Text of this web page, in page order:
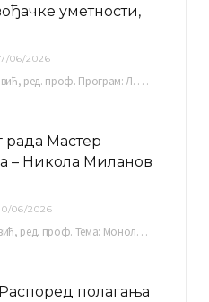
уметности,
06/2026
Ментор: Мр Драгослав Аћимовић, ред. проф. Програм: Л. Ван Бетовен: Соната оп. 31 бр. 2 у…
Мастер
– Никола Миланов
06/2026
Ментор: Мр Катарина Ђорђевић, ред. проф. Тема: Монолог емоција Среда, 17. 06. 2026. у 15:30 сати Сала бр. 12 Факултета уметности у Нишу, Кнегиње…
полагања